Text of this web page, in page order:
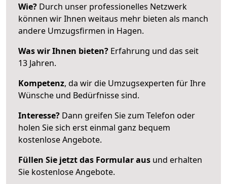
Wie? Durch unser professionelles Netzwerk
können wir Ihnen weitaus mehr bieten als manch
andere Umzugsfirmen in Hagen.
Was wir Ihnen bieten? Erfahrung und das seit
13 Jahren.
Kompetenz, da wir die Umzugsexperten für Ihre
Wünsche und Bedürfnisse sind.
Interesse? Dann greifen Sie zum Telefon oder
holen Sie sich erst einmal ganz bequem
kostenlose Angebote.
Füllen Sie jetzt das Formular aus und erhalten
Sie kostenlose Angebote.